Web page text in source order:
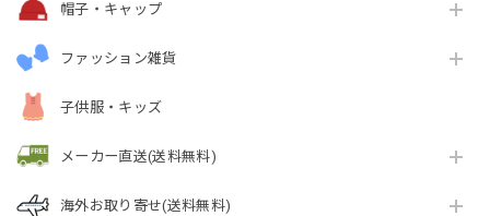
帽子・キャップ
ファッション雑貨
子供服・キッズ
メーカー直送(送料無料)
海外お取り寄せ(送料無料)